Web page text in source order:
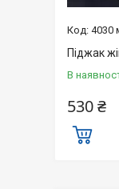
4030
Піджак
В
530 ₴